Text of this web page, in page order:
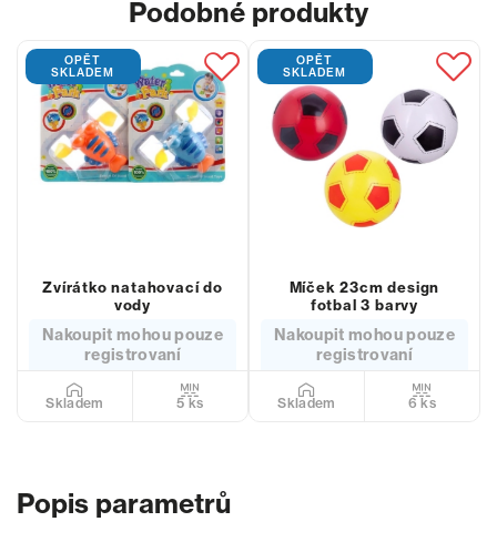
Podobné produkty
OPĚT
SKLADEM
Zvírátko natahovací do
vody
Nakoupit mohou pouze
registrovaní
Skladem 5 ks
OPĚT
SKLADEM
Míček 23cm design
fotbal 3 barvy
Nakoupit mohou pouze
registrovaní
Skladem 6 ks
Popis parametrů